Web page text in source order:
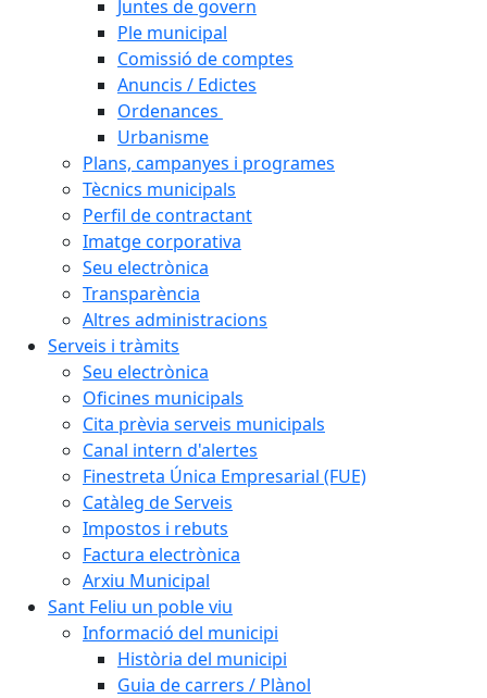
Juntes de govern
Ple municipal
Comissió de comptes
Anuncis / Edictes
Ordenances
Urbanisme
Plans, campanyes i programes
Tècnics municipals
Perfil de contractant
Imatge corporativa
Seu electrònica
Transparència
Altres administracions
Serveis i tràmits
Seu electrònica
Oficines municipals
Cita prèvia serveis municipals
Canal intern d'alertes
Finestreta Única Empresarial (FUE)
Catàleg de Serveis
Impostos i rebuts
Factura electrònica
Arxiu Municipal
Sant Feliu un poble viu
Informació del municipi
Història del municipi
Guia de carrers / Plànol